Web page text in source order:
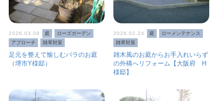
足元を整えて愉しむバラのお庭
（堺市Y様邸）
2026.03.09 庭
ローズガーデン
アプローチ
雑草対策
雑木風のお庭からお手入れいらず
の外構へリフォーム【大阪府 H
様邸】
2026.02.24 庭
ローメンテナンス
雑草対策